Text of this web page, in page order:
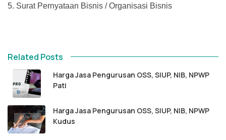
5. Surat Pernyataan Bisnis / Organisasi Bisnis
Related Posts
Harga Jasa Pengurusan OSS, SIUP, NIB, NPWP
Pati
Harga Jasa Pengurusan OSS, SIUP, NIB, NPWP
Kudus